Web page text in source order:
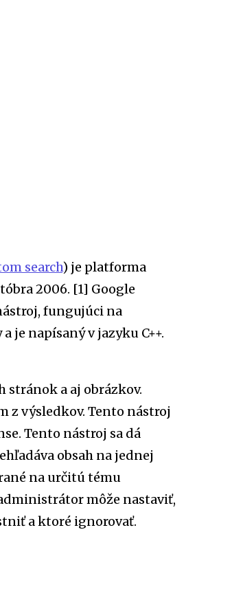
search) je platforma
2006. [1] Google
fungujúci na
je napísaný v jazyku C++.
stránok a aj obrázkov.
z výsledkov. Tento nástroj
Tento nástroj sa dá
obsah na jednej
na určitú tému
môže nastaviť,
a ktoré ignorovať.